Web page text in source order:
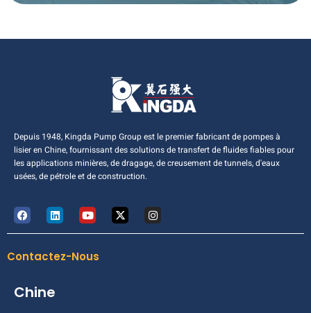
Depuis 1948, Kingda Pump Group est le premier fabricant de pompes à
lisier en Chine, fournissant des solutions de transfert de fluides fiables pour
les applications minières, de dragage, de creusement de tunnels, d'eaux
usées, de pétrole et de construction.
Contactez-Nous
Chine